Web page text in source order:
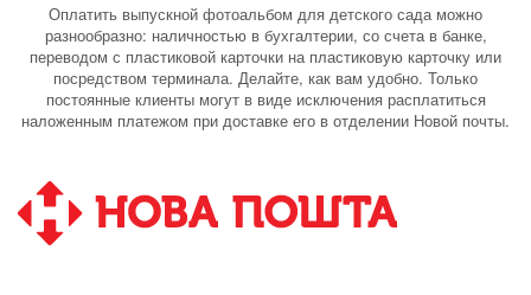
Оплатить выпускной фотоальбом для детского сада можно
разнообразно: наличностью в бухгалтерии, со счета в банке,
переводом с пластиковой карточки на пластиковую карточку или
посредством терминала. Делайте, как вам удобно. Только
постоянные клиенты могут в виде исключения расплатиться
наложенным платежом при доставке его в отделении Новой почты.